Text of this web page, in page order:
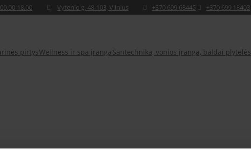
+370 699 68445 +370 699 18403
Vytenio g. 48-103, Vilnius
18.00
pirtysWellness ir spa įrangaSantechnika, vonios įranga, baldai plytelės